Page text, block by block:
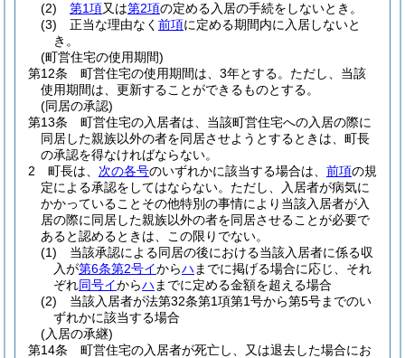
(2)
第1項又は第2項の定める入居の手続をしないとき。
(3)
正当な理由なく 前項に定める期間内に入居しないと
き。
(町営住宅の使用期間)
第12条
町営住宅の使用期間は、3年とする。 ただし、当該
使用期間は、更新することができるものとする。
(同居の承認)
第13条
町営住宅の入居者は、当該町営住宅への入居の際に
同居した親族以外の者を同居させようとするときは、町長
の承認を得なければならない。
2
町長は、 次の各号のいずれかに該当する場合は、 前項の規
定による承認をしてはならない。 ただし、入居者が病気に
かかっていることその他特別の事情により当該入居者が入
居の際に同居した親族以外の者を同居させることが必要で
あると認めるときは、この限りでない。
(1)
当該承認による同居の後における当該入居者に係る収
入が第6条第2号イからハ までに掲げる場合に応じ、それ
ぞれ同号イからハ までに定める金額を超える場合
(2)
当該入居者が法第32条第1項第1号から第5号までのい
ずれかに該当する場合
(入居の承継)
第14条
町営住宅の入居者が死亡し、又は退去した場合にお